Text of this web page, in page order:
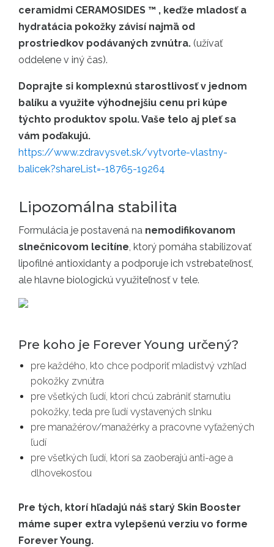
ceramidmi CERAMOSIDES ™ , keďže mladosť a
hydratácia pokožky závisí najmä od
prostriedkov podávaných zvnútra. (užívať
oddelene v iný čas).
Doprajte si komplexnú starostlivosť v jednom
balíku a využite výhodnejšiu cenu pri kúpe
týchto produktov spolu. Vaše telo aj pleť sa
vám poďakujú.
https://www.zdravysvet.sk/vytvorte-vlastny-
balicek?shareList=-18765-19264
Lipozomálna stabilita
Formulácia je postavená na nemodifikovanom
slnečnicovom lecitíne, ktorý pomáha stabilizovať
lipofilné antioxidanty a podporuje ich vstrebateľnosť,
ale hlavne biologickú využiteľnosť v tele.
Pre koho je Forever Young určený?
pre každého, kto chce podporiť mladistvý vzhľad
pokožky zvnútra
pre všetkých ľudí, ktorí chcú zabrániť starnutiu
pokožky, teda pre ľudí vystavených slnku
pre manažérov/manažérky a pracovne vyťažených
ľudí
pre všetkých ľudí, ktorí sa zaoberajú anti-age a
dlhovekosťou
Pre tých, ktorí hľadajú náš starý Skin Booster
máme super extra vylepšenú verziu vo forme
Forever Young.